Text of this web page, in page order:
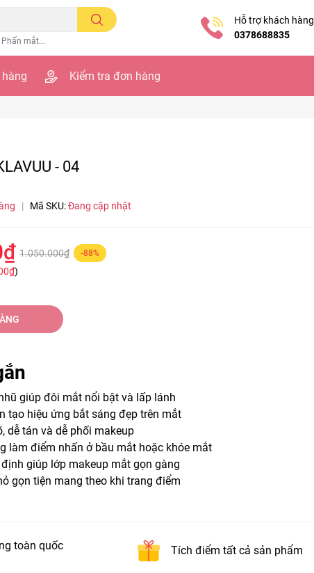
mắt...
Hỗ trợ khách hàng
0378688835
Kiểm tra đơn hàng
- 04
| Mã SKU:Đang cập nhật
1.050.000₫ -88%
)
giúp đôi mắt nổi bật và lấp lánh
tạo hiệu ứng bắt sáng đẹp trên mắt
dễ tán và dễ phối makeup
làm điểm nhấn ở bầu mắt hoặc khóe mắt
định giúp lớp makeup mắt gọn gàng
gọn tiện mang theo khi trang điểm
toàn quốc Tích điểm tất cả sản phẩm